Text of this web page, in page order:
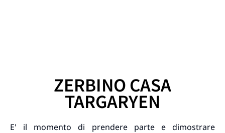
ZERBINO CASA
TARGARYEN
E' il momento di prendere parte e dimostrare